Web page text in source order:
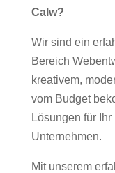
Calw?
Wir sind ein
Bereich
kreativem,
vom Budget
Lösungen für
Unternehmen.
Mit unserem